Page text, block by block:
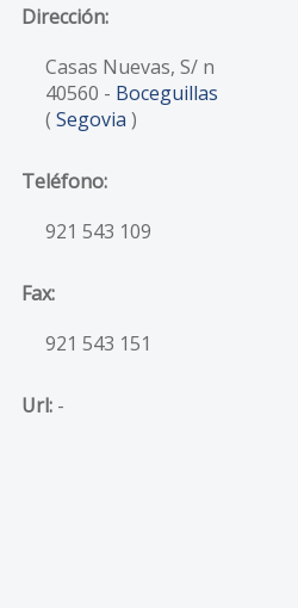
Dirección:
Casas Nuevas, S/ n
40560 - Boceguillas
( Segovia )
Teléfono:
921 543 109
Fax:
921 543 151
Url:-